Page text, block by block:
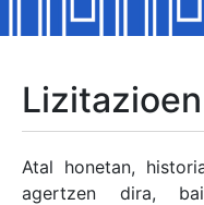
Erakutsi/Ezkutatu
Erakutsi/Ezkutatu
Atal honetan,
agertzen dira,